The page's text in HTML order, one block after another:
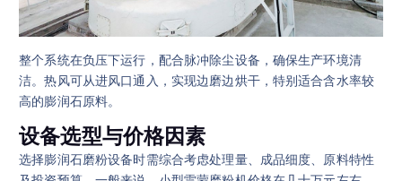
整个系统在负压下运行，配合脉冲除尘设备，确保生产环境清
洁。热风可从进风口通入，实现边磨边烘干，特别适合含水率较
高的膨润石原料。
设备选型与价格因素
选择膨润石磨粉设备时需综合考虑处理量、成品细度、原料特性